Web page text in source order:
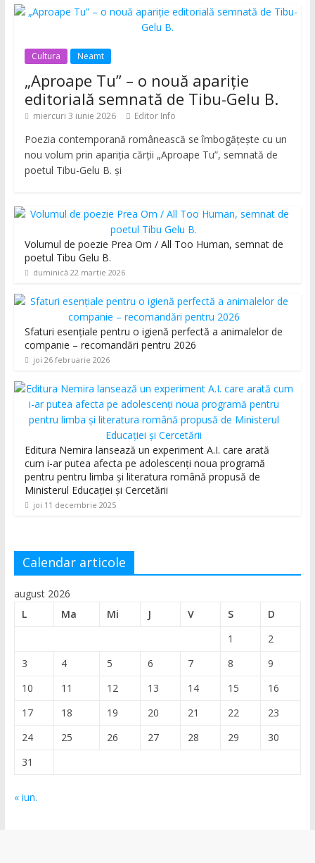
Cultura Neamt
„Aproape Tu” – o nouă apariție
editorială semnată de Tibu-Gelu B.
miercuri 3 iunie 2026 Editor Info
Poezia contemporană românească se îmbogățește cu un
nou volum prin apariția cărții „Aproape Tu”, semnată de
poetul Tibu-Gelu B. și
Volumul de poezie Prea Om / All Too Human, semnat de
poetul Tibu Gelu B.
duminică 22 martie 2026
Sfaturi esențiale pentru o igienă perfectă a animalelor de
companie – recomandări pentru 2026
joi 26 februarie 2026
Editura Nemira lansează un experiment A.I. care arată
cum i-ar putea afecta pe adolescenți noua programă
pentru pentru limba și literatura română propusă de
Ministerul Educației și Cercetării
joi 11 decembrie 2025
Calendar articole
august 2026
L
Ma Mi J V S
D
1
2
3
4 5 6 7 8
9
10
11 12 13 14 15
16
17
18 19 20 21 22
23
24
25 26 27 28 29
30
31
« iun.